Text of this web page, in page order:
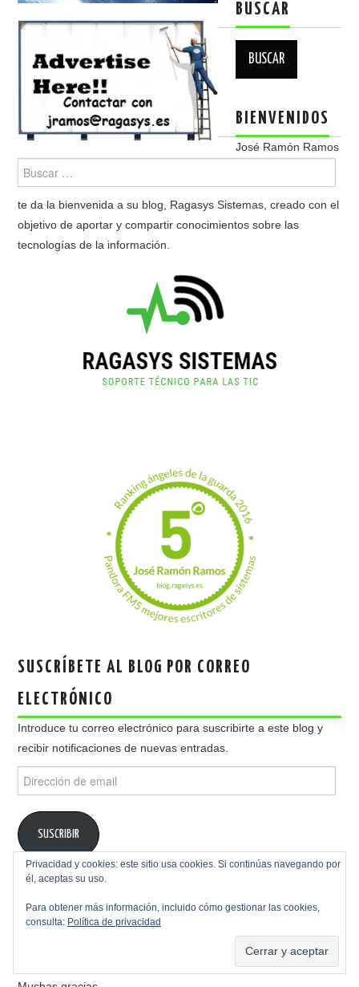
BUSCAR
BIENVENIDOS
José Ramón Ramos
te da la bienvenida a su blog, Ragasys Sistemas, creado con el
objetivo de aportar y compartir conocimientos sobre las
tecnologías de la información.
SUSCRÍBETE AL BLOG POR CORREO
ELECTRÓNICO
Introduce tu correo electrónico para suscribirte a este blog y
recibir notificaciones de nuevas entradas.
de
SUSCRIBIR
Si te gusta el contenido de este Blog, o te ha servido de ayuda
en alguna ocasión, puedes colaborar, los beneficios irán
destinados al mantenimiento, hosting y mejoras del Blog.
Privacidad y cookies: este sitio usa cookies. Si continúas navegando por
él, aceptas su uso.
Para obtener más información, incluido cómo gestionar las cookies,
consulta: Política de privacidad